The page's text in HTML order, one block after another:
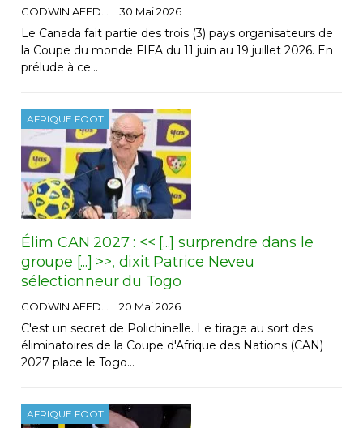
30 Mai 2026
Le Canada fait partie des trois (3) pays organisateurs de
la Coupe du monde FIFA du 11 juin au 19 juillet 2026. En
prélude à ce…
AFRIQUE FOOT
Élim CAN 2027 : << [...] surprendre dans le
groupe [...] >>, dixit Patrice Neveu
sélectionneur du Togo
20 Mai 2026
C'est un secret de Polichinelle. Le tirage au sort des
éliminatoires de la Coupe d'Afrique des Nations (CAN)
2027 place le Togo…
AFRIQUE FOOT